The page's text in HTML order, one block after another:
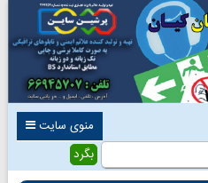
منوی سایت